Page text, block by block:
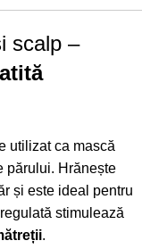
scalp –
utilizat ca mască
părului. Hrănește
și este ideal pentru
stimulează
.